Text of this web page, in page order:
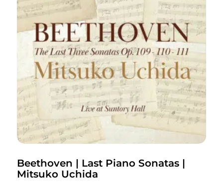
Beethoven | Last Piano Sonatas |
Mitsuko Uchida